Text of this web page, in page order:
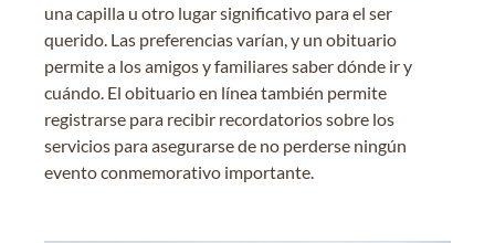
una capilla u otro lugar significativo para el ser
querido. Las preferencias varían, y un obituario
permite a los amigos y familiares saber dónde ir y
cuándo. El obituario en línea también permite
registrarse para recibir recordatorios sobre los
servicios para asegurarse de no perderse ningún
evento conmemorativo importante.